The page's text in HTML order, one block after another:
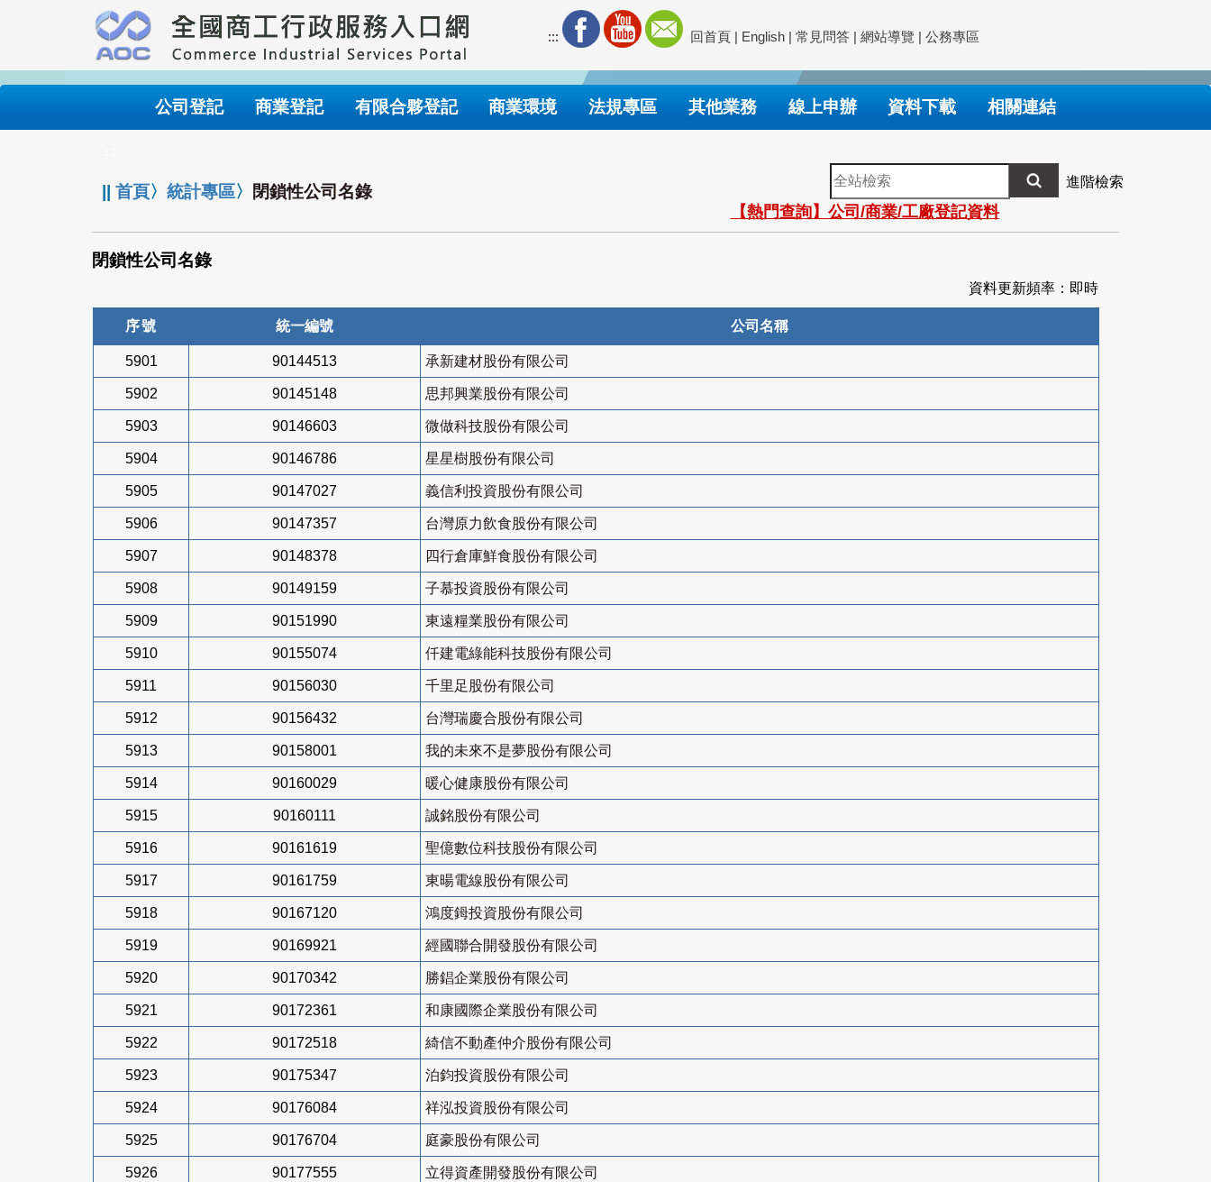
要
內
::: 回首頁 | English | 常見問答 | 網站導覽 | 公務專區
公司登記 商業登記 有限合夥登記 商業環境 法規專區 其他業務 線上申辦 資料下載 相關連結
||首頁〉統計專區〉 閉鎖性公司名錄
全
站
檢
索
進階檢索
【熱門查詢】公司/商業/工廠登記資料
閉鎖性公司名錄
資料更新頻率：即時
序號 統一編號 公司名稱
5901 90144513 承新建材股份有限公司
5902 90145148 思邦興業股份有限公司
5903 90146603 微做科技股份有限公司
5904 90146786 星星樹股份有限公司
5905 90147027 義信利投資股份有限公司
5906 90147357 台灣原力飲食股份有限公司
5907 90148378 四行倉庫鮮食股份有限公司
5908 90149159 子慕投資股份有限公司
5909 90151990 東遠糧業股份有限公司
5910 90155074 仟建電綠能科技股份有限公司
5911 90156030 千里足股份有限公司
5912 90156432 台灣瑞慶合股份有限公司
5913 90158001 我的未來不是夢股份有限公司
5914 90160029 暖心健康股份有限公司
5915 90160111 誠銘股份有限公司
5916 90161619 聖億數位科技股份有限公司
5917 90161759 東暘電線股份有限公司
5918 90167120 鴻度鉧投資股份有限公司
5919 90169921 經國聯合開發股份有限公司
5920 90170342 勝錩企業股份有限公司
5921 90172361 和康國際企業股份有限公司
5922 90172518 綺信不動產仲介股份有限公司
5923 90175347 泊鈞投資股份有限公司
5924 90176084 祥泓投資股份有限公司
5925 90176704 庭豪股份有限公司
5926 90177555 立得資產開發股份有限公司